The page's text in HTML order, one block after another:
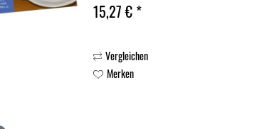
und Verwandte mit einer
15,27 € *
Vergleichen
Merken